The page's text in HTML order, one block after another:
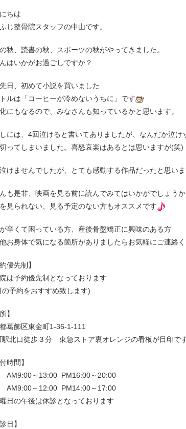
ちは
じ整骨院スタッフの中山です。
秋、読書の秋、スポーツの秋がやってきました。
はいかがお過ごしですか？
日、初めて小説を買いました
ルは「コーヒーが冷めないうちに」です
にもなるので、みなさんも知っているかと思います。
には、4回泣けると書いてありましたが、なんだか泣け
ってしまいました。喜怒哀楽はあるとは思いますが(笑)
けませんでしたが、とても感動する作品だったと思い
も是非、映画を見る前に読んでみてはいかがでしょうか
見られない、見る予定のない方もオススメです
辛くて困っている方、産後骨盤矯正に興味のある方
お身体で気になる箇所がありましたらお気軽にご連絡
優先制】
は予約優先制となっております
の予約をおすすめ致します)
】
葛飾区東金町1-36-1-111
駅北口徒歩３分 東急ストア裏オレンジの看板が目印で
時間】
AM9:00～13:00 PM16:00～20:00
AM9:00～12:00 PM14:00～17:00
日の午後は休診となっております
日】